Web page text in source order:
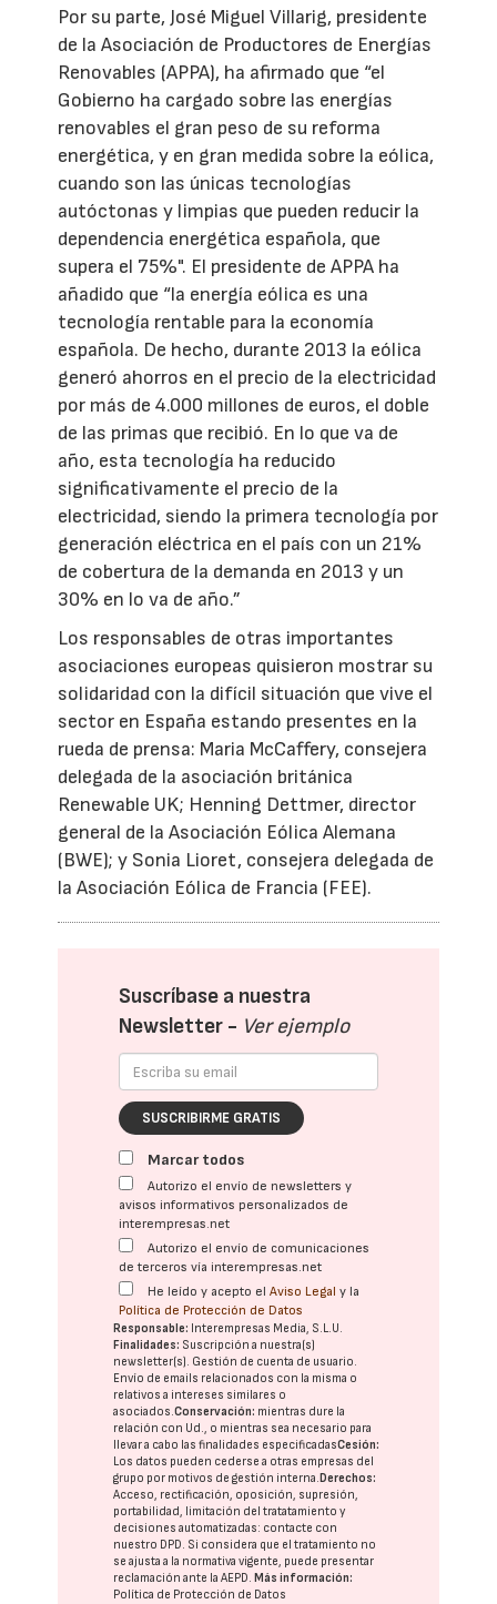
Por su parte, José Miguel Villarig, presidente
de la Asociación de Productores de Energías
Renovables (APPA), ha afirmado que “el
Gobierno ha cargado sobre las energías
renovables el gran peso de su reforma
energética, y en gran medida sobre la eólica,
cuando son las únicas tecnologías
autóctonas y limpias que pueden reducir la
dependencia energética española, que
supera el 75%". El presidente de APPA ha
añadido que “la energía eólica es una
tecnología rentable para la economía
española. De hecho, durante 2013 la eólica
generó ahorros en el precio de la electricidad
por más de 4.000 millones de euros, el doble
de las primas que recibió. En lo que va de
año, esta tecnología ha reducido
significativamente el precio de la
electricidad, siendo la primera tecnología por
generación eléctrica en el país con un 21%
de cobertura de la demanda en 2013 y un
30% en lo va de año.”
Los responsables de otras importantes
asociaciones europeas quisieron mostrar su
solidaridad con la difícil situación que vive el
sector en España estando presentes en la
rueda de prensa: Maria McCaffery, consejera
delegada de la asociación británica
Renewable UK; Henning Dettmer, director
general de la Asociación Eólica Alemana
(BWE); y Sonia Lioret, consejera delegada de
la Asociación Eólica de Francia (FEE).
Suscríbase a nuestra
Newsletter - Ver ejemplo
SUSCRIBIRME GRATIS
Marcar todos
Autorizo el envío de newsletters y
avisos informativos personalizados de
interempresas.net
Autorizo el envío de comunicaciones
de terceros vía interempresas.net
He leído y acepto elAviso Legal y la
Política de Protección de Datos
Responsable: Interempresas Media, S.L.U.
Finalidades: Suscripción a nuestra(s)
newsletter(s). Gestión de cuenta de usuario.
Envío de emails relacionados con la misma o
relativos a intereses similares o
asociados.Conservación: mientras dure la
relación con Ud., o mientras sea necesario para
llevar a cabo las finalidades especificadasCesión:
Los datos pueden cederse a otras empresas del
grupo por motivos de gestión interna. Derechos:
Acceso, rectificación, oposición, supresión,
portabilidad, limitación del tratatamiento y
decisiones automatizadas: contacte con
nuestro DPD. Si considera que el tratamiento no
se ajusta a la normativa vigente, puede presentar
reclamación ante laAEPD. Más información:
Política de Protección de Datos